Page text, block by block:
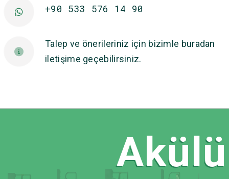
+90 533 576 14 90
Talep ve önerileriniz için bizimle buradan
iletişime geçebilirsiniz.